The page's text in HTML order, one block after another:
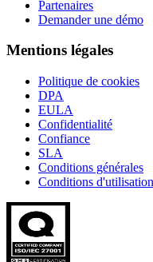
Partenaires
Demander une démo
Mentions légales
Politique de cookies
DPA
EULA
Confidentialité
Confiance
SLA
Conditions générales
Conditions d'utilisation